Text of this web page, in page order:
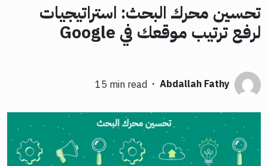
تحسين محرك البحث: استراتيجيات
لرفع ترتيب موقعك في Google
Abdallah Fathy
·
15 min read